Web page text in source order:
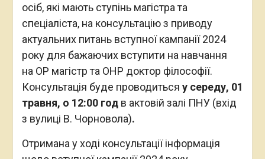
осіб, які мають ступінь магістра та
спеціаліста, на консультацію з приводу
актуальних питань вступної кампанії 2024
року для бажаючих вступити на навчання
на ОР магістр та ОНР доктор філософії.
Консультація буде проводиться у середу, 01
травня, о 12:00 годв актовій залі ПНУ (вхід
з вулиці В. Чорновола).
Отримана у ході консультації інформація